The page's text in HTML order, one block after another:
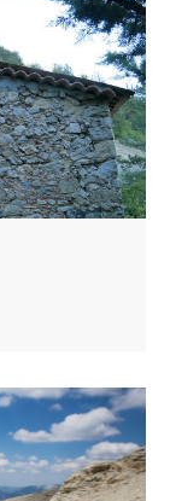
nom,
Garde
culminant de
Les paysages
garanti.